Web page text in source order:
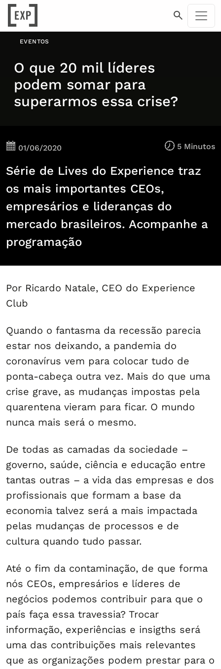
EVENTOS
O que 20 mil líderes
podem somar para
superarmos essa crise?
01/06/2020 5 Minutos
Série de Lives do Experience traz
os mais importantes CEOs,
empresários e lideranças do
mercado brasileiros. Acompanhe a
programação
Por Ricardo Natale, CEO do Experience
Club
Quando o fantasma da recessão parecia
estar nos deixando, a pandemia do
coronavírus vem para colocar tudo de
ponta-cabeça outra vez. Mais do que uma
crise grave, as mudanças impostas pela
quarentena vieram para ficar. O mundo
nunca mais será o mesmo.
De todas as camadas da sociedade –
governo, saúde, ciência e educação entre
tantas outras – a vida das empresas e dos
profissionais que formam a base da
economia talvez será a mais impactada
pelas mudanças de processos e de
cultura quando tudo passar.
Até o fim da contaminação, de que forma
nós CEOs, empresários e líderes de
negócios podemos contribuir para que o
país faça essa travessia? Trocar
informação, experiências e insigths será
uma das contribuições mais relevantes
que as organizações podem prestar para o